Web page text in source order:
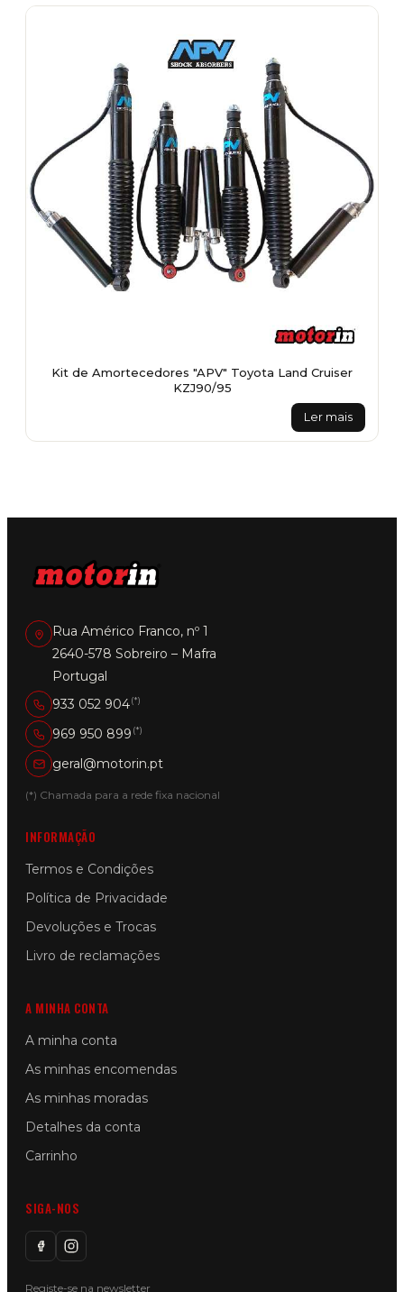
Kit de Amortecedores "APV" Toyota Land Cruiser
KZJ90/95
Ler mais
Rua Américo Franco, nº 1
2640-578 Sobreiro – Mafra
Portugal
933 052 904(*)
969 950 899 (*)
geral@motorin.pt
(*) Chamada para a rede fixa nacional
INFORMAÇÃO
Termos e Condições
Política de Privacidade
Devoluções e Trocas
Livro de reclamações
A MINHA CONTA
A minha conta
As minhas encomendas
As minhas moradas
Detalhes da conta
Carrinho
SIGA-NOS
Registe-se na newsletter